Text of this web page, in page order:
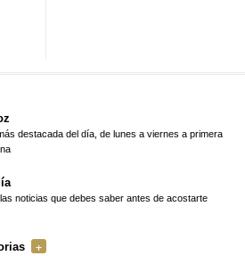
destacada del día, de lunes a viernes a primera
noticias que debes saber antes de acostarte